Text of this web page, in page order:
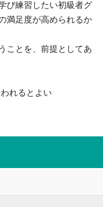
び練習したい初級者グ
満足度が高められるか
ことを、前提としてあ
れるとよい